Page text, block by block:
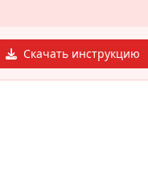
Скачать инструкцию